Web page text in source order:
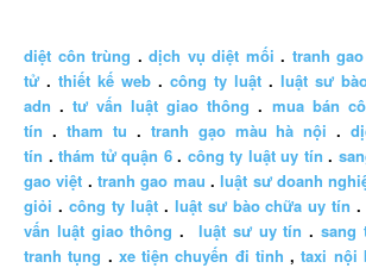
diệt côn trùng .dịch vụ diệt mối . tranh gao
tử . thiết kế web . công ty luật . luật sư
adn .tư vấn luật giao thông . mua bán
tín . tham tu . tranh gạo màu hà nội .
tín .thám tử quận 6. công ty luật uy tín .
gao việt .tranh gao mau .luật sư doanh
giỏi . công ty luật. luật sư bào chữa uy tín
vấn luật giao thông . luật sư uy tín .sang
tranh tụng . xe tiện chuyến đi tỉnh ,taxi nội